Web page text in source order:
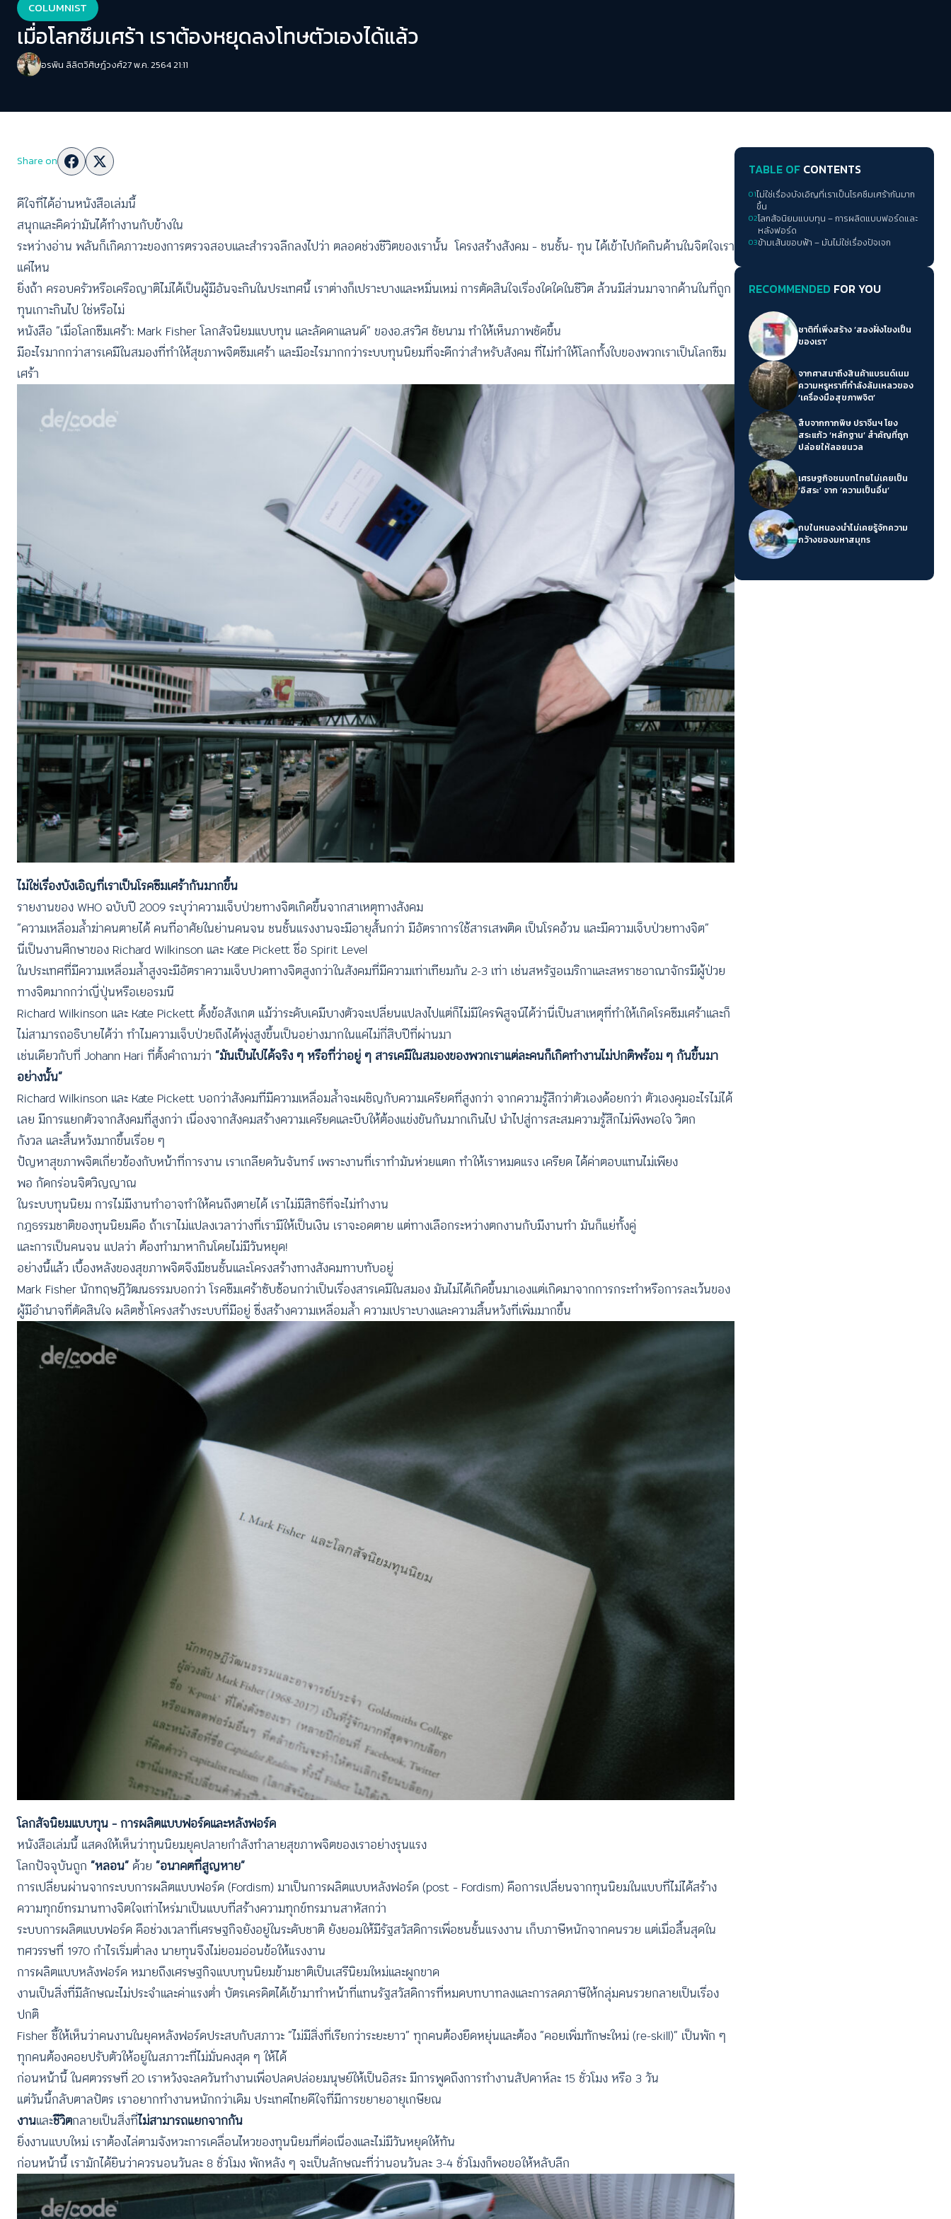
COLUMNIST
เมื่อโลกซึมเศร้า เราต้องหยุดลงโทษตัวเองได้แล้ว
อรพิน ลิลิตวิศิษฎ์วงศ์27 พ.ค. 2564 21:11
Share on
ดีใจที่ได้อ่านหนังสือเล่มนี้
สนุกและคิดว่ามันได้ทำงานกับข้างใน
ระหว่างอ่าน พลันก็เกิดภาวะของการตรวจสอบและสำรวจลึกลงไปว่า ตลอดช่วงชีวิตของเรานั้น โครงสร้างสังคม – ชนชั้น- ทุน ได้เข้าไปกัดกินด้านในจิตใจเรา
แค่ไหน
ยิ่งถ้า ครอบครัวหรือเครือญาติไม่ได้เป็นผู้มีอันจะกินในประเทศนี้ เราต่างก็เปราะบางและหมิ่นเหม่ การตัดสินใจเรื่องใดใดในชีวิต ล้วนมีส่วนมาจากด้านในที่ถูก
ทุนเกาะกินไป ใช่หรือไม่
หนังสือ “เมื่อโลกซึมเศร้า: Mark Fisher โลกสัจนิยมแบบทุน และลัดดาแลนด์” ของอ.สรวิศ ชัยนาม ทำให้เห็นภาพชัดขึ้น
มีอะไรมากกว่าสารเคมีในสมองที่ทำให้สุขภาพจิตซึมเศร้า และมีอะไรมากกว่าระบบทุนนิยมที่จะดีกว่าสำหรับสังคม ที่ไม่ทำให้โลกทั้งใบของพวกเราเป็นโลกซึม
เศร้า
ไม่ใช่เรื่องบังเอิญที่เราเป็นโรคซึมเศร้ากันมากขึ้น
รายงานของ WHO ฉบับปี 2009 ระบุว่าความเจ็บป่วยทางจิตเกิดขึ้นจากสาเหตุทางสังคม
“ความเหลื่อมล้ำฆ่าคนตายได้ คนที่อาศัยในย่านคนจน ชนชั้นแรงงานจะมีอายุสั้นกว่า มีอัตราการใช้สารเสพติด เป็นโรคอ้วน และมีความเจ็บป่วยทางจิต”
นี่เป็นงานศึกษาของ Richard Wilkinson และ Kate Pickett ชื่อ Spirit Level
ในประเทศที่มีความเหลื่อมล้ำสูงจะมีอัตราความเจ็บปวดทางจิตสูงกว่าในสังคมที่มีความเท่าเทียมกัน 2-3 เท่า เช่นสหรัฐอเมริกาและสหราชอาณาจักรมีผู้ป่วย
ทางจิตมากกว่าญี่ปุ่นหรือเยอรมนี
Richard Wilkinson และ Kate Pickett ตั้งข้อสังเกต แม้ว่าระดับเคมีบางตัวจะเปลี่ยนแปลงไปแต่ก็ไม่มีใครพิสูจน์ได้ว่านี่เป็นสาเหตุที่ทำให้เกิดโรคซึมเศร้าและก็
ไม่สามารถอธิบายได้ว่า ทำไมความเจ็บป่วยถึงได้พุ่งสูงขึ้นเป็นอย่างมากในแค่ไม่กี่สิบปีที่ผ่านมา
เช่นเดียวกับที่ Johann Hari ที่ตั้งคำถามว่า “มันเป็นไปได้จริง ๆ หรือที่ว่าอยู่ ๆ สารเคมีในสมองของพวกเราแต่ละคนก็เกิดทำงานไม่ปกติพร้อม ๆ กันขึ้นมา
อย่างนั้น”
Richard Wilkinson และ Kate Pickett บอกว่าสังคมที่มีความเหลื่อมล้ำจะเผชิญกับความเครียดที่สูงกว่า จากความรู้สึกว่าตัวเองด้อยกว่า ตัวเองคุมอะไรไม่ได้
เลย มีการแยกตัวจากสังคมที่สูงกว่า เนื่องจากสังคมสร้างความเครียดและบีบให้ต้องแข่งขันกันมากเกินไป นำไปสู่การสะสมความรู้สึกไม่พึงพอใจ วิตก
กังวล และสิ้นหวังมากขึ้นเรื่อย ๆ
ปัญหาสุขภาพจิตเกี่ยวข้องกับหน้าที่การงาน เราเกลียดวันจันทร์ เพราะงานที่เราทำมันห่วยแตก ทำให้เราหมดแรง เครียด ได้ค่าตอบแทนไม่เพียง
พอ กัดกร่อนจิตวิญญาณ
ในระบบทุนนิยม การไม่มีงานทำอาจทำให้คนถึงตายได้ เราไม่มีสิทธิที่จะไม่ทำงาน
กฎธรรมชาติของทุนนิยมคือ ถ้าเราไม่แปลงเวลาว่างที่เรามีให้เป็นเงิน เราจะอดตาย แต่ทางเลือกระหว่างตกงานกับมีงานทำ มันก็แย่ทั้งคู่
และการเป็นคนจน แปลว่า ต้องทำมาหากินโดยไม่มีวันหยุด!
อย่างนี้แล้ว เบื้องหลังของสุขภาพจิตจึงมีชนชั้นและโครงสร้างทางสังคมทาบทับอยู่
Mark Fisher นักทฤษฎีวัฒนธรรมบอกว่า โรคซึมเศร้าซับซ้อนกว่าเป็นเรื่องสารเคมีในสมอง มันไม่ได้เกิดขึ้นมาเองแต่เกิดมาจากการกระทำหรือการละเว้นของ
ผู้มีอำนาจที่ตัดสินใจ ผลิตซ้ำโครงสร้างระบบที่มีอยู่ ซึ่งสร้างความเหลื่อมล้ำ ความเปราะบางและความสิ้นหวังที่เพิ่มมากขึ้น
โลกสัจนิยมแบบทุน – การผลิตแบบฟอร์ดและหลังฟอร์ด
หนังสือเล่มนี้ แสดงให้เห็นว่าทุนนิยมยุคปลายกำลังทำลายสุขภาพจิตของเราอย่างรุนแรง
โลกปัจจุบันถูก “หลอน” ด้วย “อนาคตที่สูญหาย”
การเปลี่ยนผ่านจากระบบการผลิตแบบฟอร์ด (Fordism) มาเป็นการผลิตแบบหลังฟอร์ด (post – Fordism) คือการเปลี่ยนจากทุนนิยมในแบบที่ไม่ได้สร้าง
ความทุกข์ทรมานทางจิตใจเท่าไหร่มาเป็นแบบที่สร้างความทุกข์ทรมานสาหัสกว่า
ระบบการผลิตแบบฟอร์ด คือช่วงเวลาที่เศรษฐกิจยังอยู่ในระดับชาติ ยังยอมให้มีรัฐสวัสดิการเพื่อชนชั้นแรงงาน เก็บภาษีหนักจากคนรวย แต่เมื่อสิ้นสุดใน
ทศวรรษที่ 1970 กำไรเริ่มต่ำลง นายทุนจึงไม่ยอมอ่อนข้อให้แรงงาน
การผลิตแบบหลังฟอร์ด หมายถึงเศรษฐกิจแบบทุนนิยมข้ามชาติเป็นเสรีนิยมใหม่และผูกขาด
งานเป็นสิ่งที่มีลักษณะไม่ประจำและค่าแรงต่ำ บัตรเครดิตได้เข้ามาทำหน้าที่แทนรัฐสวัสดิการที่หมดบทบาทลงและการลดภาษีให้กลุ่มคนรวยกลายเป็นเรื่อง
ปกติ
Fisher ชี้ให้เห็นว่าคนงานในยุคหลังฟอร์ดประสบกับสภาวะ “ไม่มีสิ่งที่เรียกว่าระยะยาว” ทุกคนต้องยืดหยุ่นและต้อง “คอยเพิ่มทักษะใหม่ (re-skill)” เป็นพัก ๆ
ทุกคนต้องคอยปรับตัวให้อยู่ในสภาวะที่ไม่มั่นคงสุด ๆ ให้ได้
ก่อนหน้านี้ ในศตวรรษที่ 20 เราหวังจะลดวันทำงานเพื่อปลดปล่อยมนุษย์ให้เป็นอิสระ มีการพูดถึงการทำงานสัปดาห์ละ 15 ชั่วโมง หรือ 3 วัน
แต่วันนี้กลับตาลปัตร เราอยากทำงานหนักกว่าเดิม ประเทศไทยดีใจที่มีการขยายอายุเกษียณ
งานและชีวิตกลายเป็นสิ่งที่ไม่สามารถแยกจากกัน
ยิ่งงานแบบใหม่ เราต้องไล่ตามจังหวะการเคลื่อนไหวของทุนนิยมที่ต่อเนื่องและไม่มีวันหยุดให้ทัน
ก่อนหน้านี้ เรามักได้ยินว่าควรนอนวันละ 8 ชั่วโมง พักหลัง ๆ จะเป็นลักษณะที่ว่านอนวันละ 3-4 ชั่วโมงก็พอขอให้หลับลึก
TABLE OF CONTENTS
01ไม่ใช่เรื่องบังเอิญที่เราเป็นโรคซึมเศร้ากันมาก
ขึ้น
02โลกสัจนิยมแบบทุน – การผลิตแบบฟอร์ดและ
หลังฟอร์ด
03ข้ามเส้นขอบฟ้า – มันไม่ใช่เรื่องปัจเจก
RECOMMENDED FOR YOU
ชาติที่เพิ่งสร้าง ‘สองฝั่งโขงเป็น
ของเรา’
จากศาสนาถึงสินค้าแบรนด์เนม
ความหรูหราที่กำลังล้มเหลวของ
‘เครื่องมือสุขภาพจิต’
สืบจากกากพิษ ปราจีนฯ โยง
สระแก้ว ‘หลักฐาน’ สำคัญที่ถูก
ปล่อยให้ลอยนวล
เศรษฐกิจชนบทไทยไม่เคยเป็น
‘อิสระ’ จาก ‘ความเป็นอื่น’
กบในหนองน้ำไม่เคยรู้จักความ
กว้างของมหาสมุทร